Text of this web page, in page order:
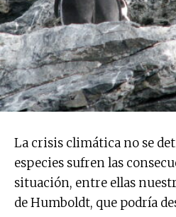
La crisis climática no se
especies sufren las
situación, entre ellas
de Humboldt, que podría